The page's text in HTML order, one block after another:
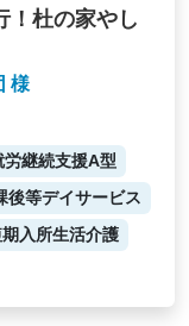
！杜の家やし
様
労継続支援A型
後等デイサービス
入所生活介護